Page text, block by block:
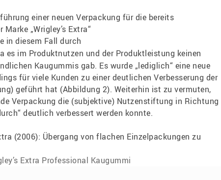
einer neuen Verpackung für die bereits
„Wrigley’s Extra“
in diesem Fall durch
es im Produktnutzen und der Produktleistung keinen
Kaugummis gab. Es wurde „lediglich“ eine neue
für viele Kunden zu einer deutlichen Verbesserung der
geführt hat (Abbildung 2). Weiterhin ist zu vermuten,
Verpackung die (subjektive) Nutzenstiftung in Richtung
deutlich verbessert werden konnte.
Extra Professional Kaugummi